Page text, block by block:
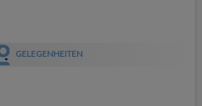
GELEGENHEITEN